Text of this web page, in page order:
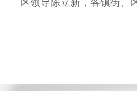
区领导陈立新，各镇街、